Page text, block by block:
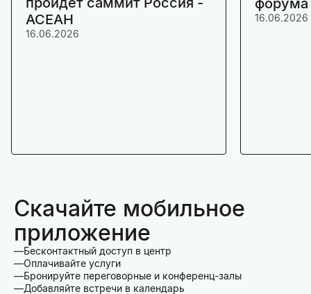
АСЕАН
16.06.2026
16.06.2026
Скачайте мобильное
приложение
Бесконтактный доступ в центр
Оплачивайте услуги
Бронируйте переговорные и конференц-залы
Добавляйте встречи в календарь